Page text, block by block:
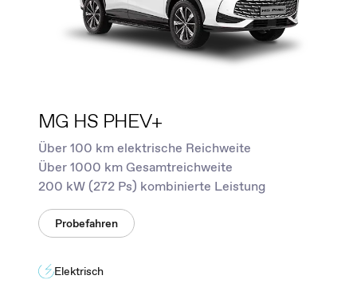
MG HS PHEV+
Über 100 km elektrische Reichweite
Über 1000 km Gesamtreichweite
200 kW (272 Ps) kombinierte Leistung
Probefahren
Elektrisch